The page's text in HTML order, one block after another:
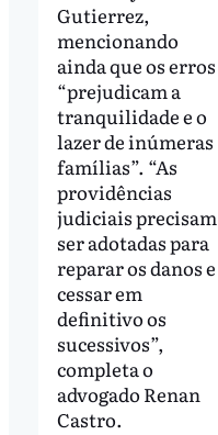
Gutierrez,
mencionando
ainda que os erros
“prejudicam a
tranquilidade e o
lazer de inúmeras
famílias”. “As
providências
judiciais precisam
ser adotadas para
reparar os danos e
cessar em
definitivo os
sucessivos”,
completa o
advogado Renan
Castro.